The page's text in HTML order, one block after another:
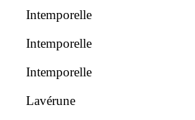
Intemporelle
Intemporelle
Intemporelle
Lavérune